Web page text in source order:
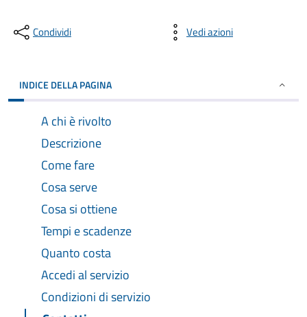
Condividi Vedi azioni
INDICE DELLA PAGINA
A chi è rivolto
Descrizione
Come fare
Cosa serve
Cosa si ottiene
Tempi e scadenze
Quanto costa
Accedi al servizio
Condizioni di servizio